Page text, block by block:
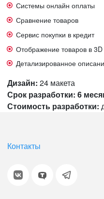
Системы онлайн оплаты
Сравнение товаров
Сервис покупки в кредит
Отображение товаров в 3D
Детализированное
Дизайн: 24 макета
Срок разработки: 6
Стоимость разработки:
Контакты